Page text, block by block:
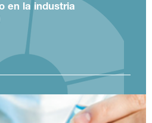
en la industria